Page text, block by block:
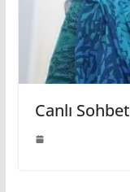
Canlı Sohbet